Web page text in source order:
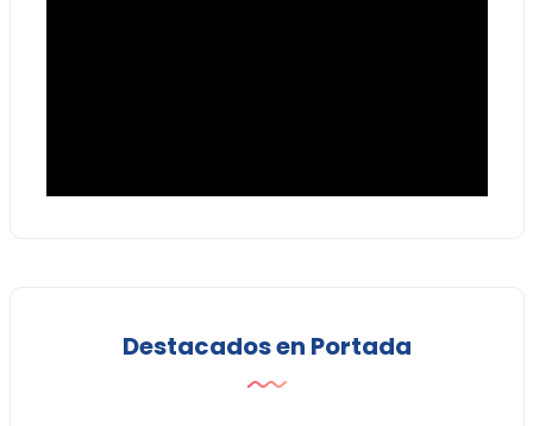
Destacados en Portada